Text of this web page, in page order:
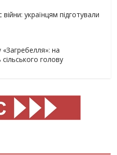
українцям підготували
на
голову